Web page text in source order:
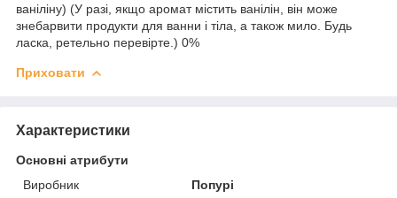
ваніліну) (У разі, якщо аромат містить ванілін, він може
знебарвити продукти для ванни і тіла, а також мило. Будь
ласка, ретельно перевірте.) 0%
Приховати
Характеристики
Основні атрибути
Виробник
Попурі